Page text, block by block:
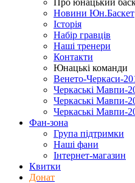
Про юнацький
Новини Юн.Баскет
Історія
Набір гравців
Наші тренери
Контакти
Юнацькі команди
Венето-Черкаси-
Черкаські Мавпи-
Черкаські Мавпи-
Черкаські Мавпи-
Фан-зона
Група підтримки
Наші фани
Інтернет-магазин
Квитки
Донат